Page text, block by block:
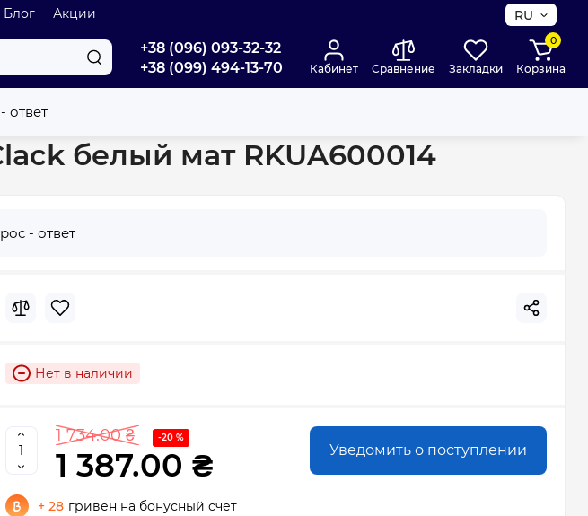
Блог Акции RU
+38 (096) 093-32-32
+38 (099) 494-13-70
Кабинет Сравнение Закладки
0
Корзина
ответ
FreeStyle Click Clack белый мат RKUA600014
белый мат RKUA600014
- ответ
Нет в наличии
1 734.00 ₴ -20 %
1 387.00 ₴ Уведомить о поступлении
+ 28 гривен на бонусный счет